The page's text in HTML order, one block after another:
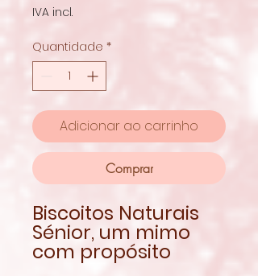
IVA incl.
Quantidade *
Adicionar ao carrinho
Comprar
Biscoitos Naturais
Sénior, um mimo
com propósito